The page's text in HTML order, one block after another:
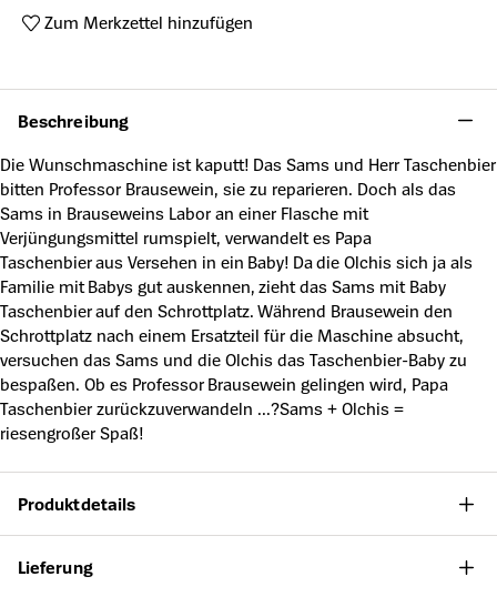
Zum Merkzettel hinzufügen
Beschreibung
Die Wunschmaschine ist kaputt! Das Sams und Herr Taschenbier
bitten Professor Brausewein, sie zu reparieren. Doch als das
Sams in Brauseweins Labor an einer Flasche mit
Verjüngungsmittel rumspielt, verwandelt es Papa
Taschenbier aus Versehen in ein Baby! Da die Olchis sich ja als
Familie mit Babys gut auskennen, zieht das Sams mit Baby
Taschenbier auf den Schrottplatz. Während Brausewein den
Schrottplatz nach einem Ersatzteil für die Maschine absucht,
versuchen das Sams und die Olchis das Taschenbier-Baby zu
bespaßen. Ob es Professor Brausewein gelingen wird, Papa
Taschenbier zurückzuverwandeln ...?Sams + Olchis =
riesengroßer Spaß!
Produktdetails
Lieferung